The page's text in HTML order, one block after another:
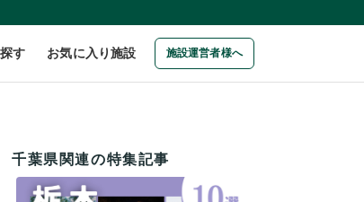
す お気に入り施設 施設運営者様へ
千葉県関連の特集記事